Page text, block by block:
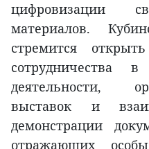
цифровизации
материалов.
стремится
сотрудничества
деятельности,
выставок и
демонстрации
отражающих